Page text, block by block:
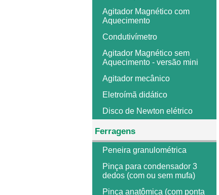
Agitador Magnético com
Aquecimento
Condutivímetro
Agitador Magnético sem
Aquecimento - versão mini
Agitador mecânico
Eletroímã didático
Disco de Newton elétrico
Ferragens
Peneira granulométrica
Pinça para condensador 3
dedos (com ou sem mufa)
Pinça anatômica (com ponta